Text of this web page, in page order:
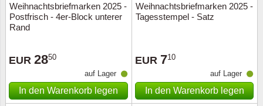
Weihnachtsbriefmarken 2025 -
Postfrisch - 4er-Block unterer
Rand
EUR 2850
auf Lager
In den Warenkorb legen
Weihnachtsbriefmarken 2025 -
Tagesstempel - Satz
EUR 710
auf Lager
In den Warenkorb legen